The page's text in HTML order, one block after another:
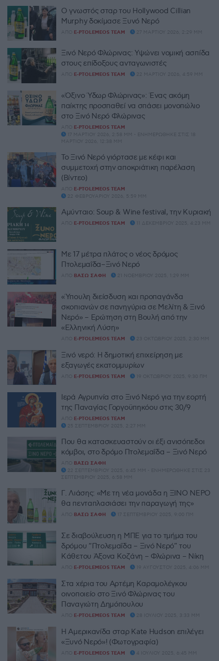
Ο γνωστός σταρ του Hollywood Cillian
Murphy δοκίμασε Ξυνό Νερό
ΑΠΌ E-PTOLEMEOS TEAM 27 ΜΑΡΤΊΟΥ 2026, 2:29 ΜΜ
Ξινό Νερό Φλώρινας: Υψώνει νομική ασπίδα
στους επίδοξους ανταγωνιστές
ΑΠΌ E-PTOLEMEOS TEAM 22 ΜΑΡΤΊΟΥ 2026, 4:59 ΜΜ
«Όξινο Ύδωρ Φλώρινας»: Ένας ακόμη
παίκτης προσπαθεί να σπάσει μονοπώλιο
στο Ξινό Νερό Φλώρινας
ΑΠΌ E-PTOLEMEOS TEAM
17 ΜΑΡΤΊΟΥ 2026, 2:58 ΜΜ - ΕΝΗΜΕΡΏΘΗΚΕ ΣΤΙΣ 18
ΜΑΡΤΊΟΥ 2026, 12:38 ΜΜ
Το Ξινό Νερό γιόρτασε με κέφι και
συμμετοχή στην αποκριάτικη παρέλαση
(Βίντεο)
ΑΠΌ E-PTOLEMEOS TEAM
22 ΦΕΒΡΟΥΑΡΊΟΥ 2026, 5:59 ΜΜ
Αμύνταιο: Soup & Wine festival, την Κυριακή
ΑΠΌ E-PTOLEMEOS TEAM 11 ΔΕΚΕΜΒΡΊΟΥ 2025, 4:23 ΜΜ
Με 17 μέτρα πλάτος ο νέος δρόμος
Πτολεμαΐδα–Ξινό Νερό
ΑΠΌ ΒΆΣΩ ΣΆΦΗ 21 ΝΟΕΜΒΡΊΟΥ 2025, 1:29 ΜΜ
«Ύπουλη διείσδυση και προπαγάνδα
σκοπιανών σε πανηγύρια σε Μελίτη & Ξινό
Νερό» – Ερώτηση στη Βουλή από την
«Ελληνική Λύση»
ΑΠΌ E-PTOLEMEOS TEAM 23 ΟΚΤΩΒΡΊΟΥ 2025, 2:30 ΜΜ
Ξινό νερό: Η δημοτική επιχείρηση με
εξαγωγές εκατομμυρίων
ΑΠΌ E-PTOLEMEOS TEAM 19 ΟΚΤΩΒΡΊΟΥ 2025, 9:30 ΠΜ
Ιερά Αγρυπνία στο Ξινό Νερό για την εορτή
της Παναγίας Γοργοϋπηκόου στις 30/9
ΑΠΌ E-PTOLEMEOS TEAM
25 ΣΕΠΤΕΜΒΡΊΟΥ 2025, 2:27 ΜΜ
Που θα κατασκευαστούν οι έξι ανισόπεδοι
κόμβοι, στο δρόμο Πτολεμαΐδα – Ξινό Νερό
ΑΠΌ ΒΆΣΩ ΣΆΦΗ
22 ΣΕΠΤΕΜΒΡΊΟΥ 2025, 6:45 ΜΜ - ΕΝΗΜΕΡΏΘΗΚΕ ΣΤΙΣ 23
ΣΕΠΤΕΜΒΡΊΟΥ 2025, 6:58 ΜΜ
Γ. Λιάσης: «Με τη νέα μονάδα η ΞΙΝΟ ΝΕΡΟ
θα πενταπλασιάσει την παραγωγή της»
ΑΠΌ ΒΆΣΩ ΣΆΦΗ 17 ΣΕΠΤΕΜΒΡΊΟΥ 2025, 9:00 ΠΜ
Σε διαβούλευση η ΜΠΕ για το τμήμα του
δρόμου “Πτολεμαΐδα – Ξινό Νερό” του
Κάθετου Άξονα Κοζάνη – Φλώρινα – Νίκη
ΑΠΌ E-PTOLEMEOS TEAM 19 ΑΥΓΟΎΣΤΟΥ 2025, 4:06 ΜΜ
Στα χέρια του Αρτέμη Καραμολέγκου
οινοποιείο στο Ξινό Φλώρινας του
Παναγιώτη Δημόπουλου
ΑΠΌ E-PTOLEMEOS TEAM 28 ΙΟΥΛΊΟΥ 2025, 3:33 ΜΜ
Η Αμερικανίδα σταρ Kate Hudson επιλέγει
«Ξυνό Νερό»! (Φωτογραφία)
ΑΠΌ E-PTOLEMEOS TEAM 4 ΙΟΥΛΊΟΥ 2025, 6:45 ΜΜ